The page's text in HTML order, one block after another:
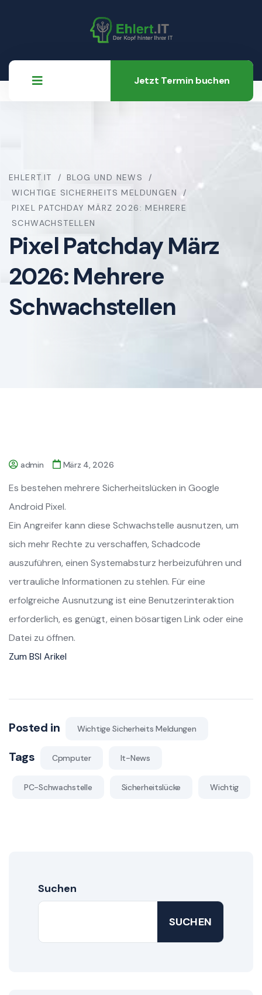
Jetzt Termin buchen
EHLERT.IT
BLOG UND NEWS
WICHTIGE SICHERHEITS MELDUNGEN
PIXEL PATCHDAY MÄRZ 2026: MEHRERE
SCHWACHSTELLEN
Pixel Patchday März
2026: Mehrere
Schwachstellen
admin März 4, 2026
Es bestehen mehrere Sicherheitslücken in Google
Android Pixel.
Ein Angreifer kann diese Schwachstelle ausnutzen, um
sich mehr Rechte zu verschaffen, Schadcode
auszuführen, einen Systemabsturz herbeizuführen und
vertrauliche Informationen zu stehlen. Für eine
erfolgreiche Ausnutzung ist eine Benutzerinteraktion
erforderlich, es genügt, einen bösartigen Link oder eine
Datei zu öffnen.
Zum BSI Arikel
Posted in Wichtige Sicherheits Meldungen
Tags Cpmputer It-News
PC-Schwachstelle Sicherheitslücke Wichtig
Suchen
SUCHEN